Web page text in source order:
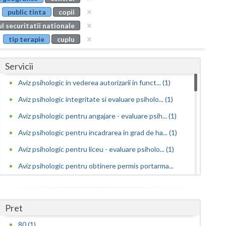
Buzau
Calarasi
Caras-Severin
Constanta
Dolj
Galati
public tinta
copii
securitatii nationale
tip terapie
cuplu
Servicii
Aviz psihologic in vederea autorizarii in funct... (1)
Aviz psihologic integritate si evaluare psiholo... (1)
Aviz psihologic pentru angajare - evaluare psih... (1)
Aviz psihologic pentru incadrarea in grad de ha... (1)
Aviz psihologic pentru liceu - evaluare psiholo... (1)
Aviz psihologic pentru obtinere permis portarma...
Aviz psihologic pentru ocuparea functiilor publ... (1)
Pret
80 (1)